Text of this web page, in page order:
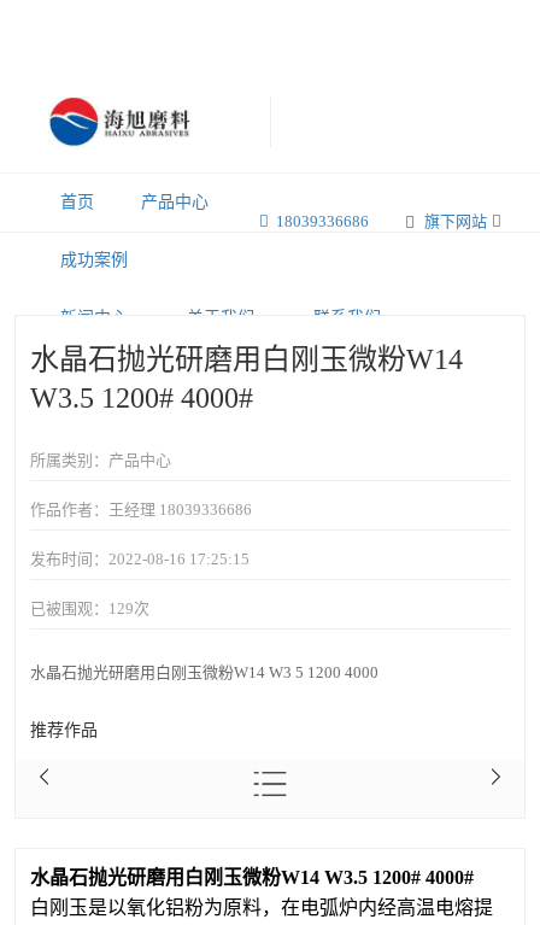
旗下网站
18039336686
首页 产品中心
成功案例
新闻中心 关于我们 联系我们
水晶石抛光研磨用白刚玉微粉W14
W3.5 1200# 4000#
所属类别：产品中心
作品作者：王经理 18039336686
发布时间：2022-08-16 17:25:15
已被围观： 129次
水晶石抛光研磨用白刚玉微粉W14 W3 5 1200 4000
推荐作品
水晶石抛光研磨用白刚玉微粉W14 W3.5 1200# 4000#
白刚玉是以氧化铝粉为原料，在电弧炉内经高温电熔提